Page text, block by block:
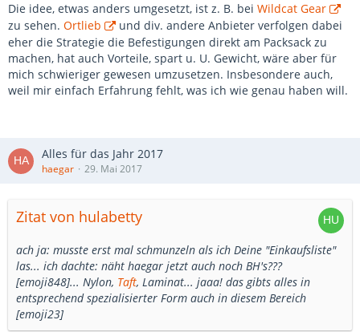
Die idee, etwas anders umgesetzt, ist z. B. bei Wildcat Gear
zu sehen. Ortlieb
und div. andere Anbieter verfolgen dabei
eher die Strategie die Befestigungen direkt am Packsack zu
machen, hat auch Vorteile, spart u. U. Gewicht, wäre aber für
mich schwieriger gewesen umzusetzen. Insbesondere auch,
weil mir einfach Erfahrung fehlt, was ich wie genau haben will.
Alles für das Jahr 2017
haegar 29. Mai 2017
Zitat von hulabetty
ach ja: musste erst mal schmunzeln als ich Deine "Einkaufsliste"
las... ich dachte: näht haegar jetzt auch noch BH's???
[emoji848]... Nylon, Taft, Laminat... jaaa! das gibts alles in
entsprechend spezialisierter Form auch in diesem Bereich
[emoji23]